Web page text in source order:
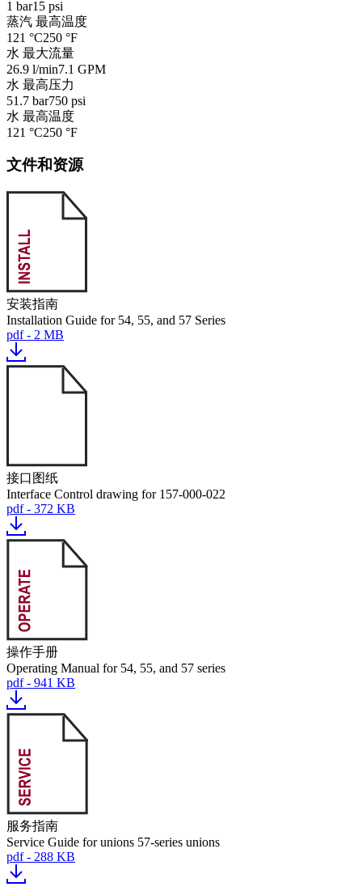
1 bar15 psi
蒸汽 最高温度
121 °C250 °F
水 最大流量
26.9 l/min7.1 GPM
水 最高压力
51.7 bar750 psi
水 最高温度
121 °C250 °F
文件和资源
安装指南
Installation Guide for 54, 55, and 57 Series
pdf - 2 MB
接口图纸
Interface Control drawing for 157-000-022
pdf - 372 KB
操作手册
Operating Manual for 54, 55, and 57 series
pdf - 941 KB
服务指南
Service Guide for unions 57-series unions
pdf - 288 KB